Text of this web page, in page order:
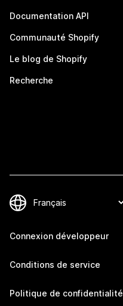
Documentation API
Communauté Shopify
Le blog de Shopify
Recherche
Connexion développeur
Conditions de service
Politique de confidentialité